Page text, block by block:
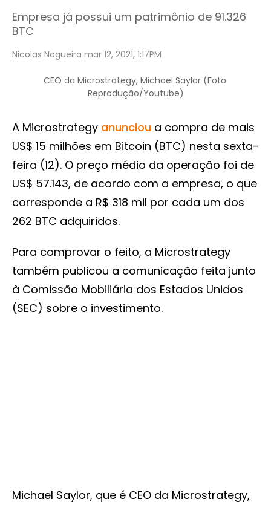
Empresa já possui um patrimônio de 91.326
BTC
Nicolas Nogueira mar 12, 2021, 1:17PM
CEO da Microstrategy, Michael Saylor (Foto:
Reprodução/Youtube)
A Microstrategy anunciou a compra de mais
US$ 15 milhões em Bitcoin (BTC) nesta sexta-
feira (12). O preço médio da operação foi de
US$ 57.143, de acordo com a empresa, o que
corresponde a R$ 318 mil por cada um dos
262 BTC adquiridos.
Para comprovar o feito, a Microstrategy
também publicou a comunicação feita junto
à Comissão Mobiliária dos Estados Unidos
(SEC) sobre o investimento.
Michael Saylor, que é CEO da Microstrategy,